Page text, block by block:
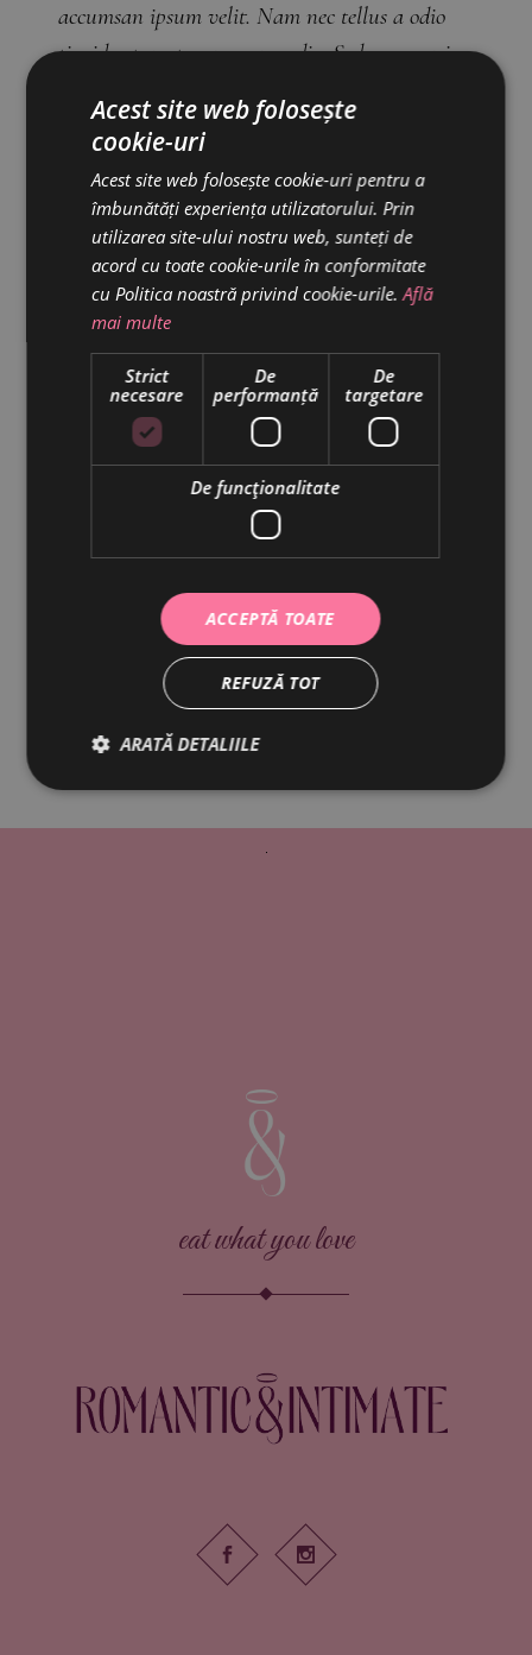
accumsan ipsum velit. Nam nec tellus a odio
tincidunt auctor a ornare odio. Sed non maris
taciti sociosqu ad litora torquent per conubia
Category: Pastry
Date: 29 October 2018
Tags: Cake Cream Flavour
eat what you love
Acest site web folosește
cookie-uri
Acest site web folosește cookie-uri pentru a
îmbunătăți experiența utilizatorului. Prin
utilizarea site-ului nostru web, sunteți de
acord cu toate cookie-urile în conformitate
cu Politica noastră privind cookie-urile. Află
mai multe
Strict
necesare
De
performanță
De
targetare
De funcţionalitate
ACCEPTĂ TOATE
REFUZĂ TOT
ARATĂ DETALIILE